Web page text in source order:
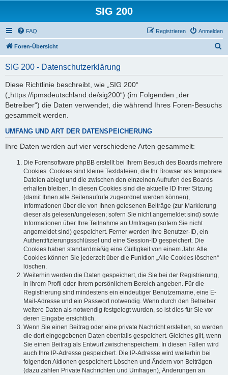
SIG 200
FAQ Anmelden
Registrieren
Foren-Übersicht
SIG 200 - Datenschutzerklärung
Diese Richtlinie beschreibt, wie „SIG 200“
(„https://ipmsdeutschland.de/sig200“) (im Folgenden „der
Betreiber“) die Daten verwendet, die während Ihres Foren-Besuchs
gesammelt werden.
UMFANG UND ART DER DATENSPEICHERUNG
Ihre Daten werden auf vier verschiedene Arten gesammelt:
Die Forensoftware phpBB erstellt bei Ihrem Besuch des Boards mehrere
Cookies. Cookies sind kleine Textdateien, die Ihr Browser als temporäre
Dateien ablegt und die zwischen den einzelnen Aufrufen des Boards
erhalten bleiben. In diesen Cookies sind die aktuelle ID Ihrer Sitzung
(damit Ihnen alle Seitenaufrufe zugeordnet werden können),
Informationen über die von Ihnen gelesenen Beiträge (zur Markierung
dieser als gelesen/ungelesen; sofern Sie nicht angemeldet sind) sowie
Informationen über Ihre Teilnahme an Umfragen (sofern Sie nicht
angemeldet sind) gespeichert. Ferner werden Ihre Benutzer-ID, ein
Authentifizierungsschlüssel und eine Session-ID gespeichert. Die
Cookies haben standardmäßig eine Gültigkeit von einem Jahr. Alle
Cookies können Sie jederzeit über die Funktion „Alle Cookies löschen“
löschen.
Weiterhin werden die Daten gespeichert, die Sie bei der Registrierung,
in Ihrem Profil oder Ihrem persönlichem Bereich angeben. Für die
Registrierung sind mindestens ein eindeutiger Benutzername, eine E-
Mail-Adresse und ein Passwort notwendig. Wenn durch den Betreiber
weitere Daten als notwendig festgelegt wurden, so ist dies für Sie vor
deren Eingabe ersichtlich.
Wenn Sie einen Beitrag oder eine private Nachricht erstellen, so werden
die dort eingegebenen Daten ebenfalls gespeichert. Gleiches gilt, wenn
Sie einen Beitrag als Entwurf zwischenspeichern. In diesen Fällen wird
auch Ihre IP-Adresse gespeichert. Die IP-Adresse wird weiterhin bei
folgenden Aktionen gespeichert: Löschen und Ändern von Beiträgen
(dazu zählen Private Nachrichten und Umfragen), Änderungen an